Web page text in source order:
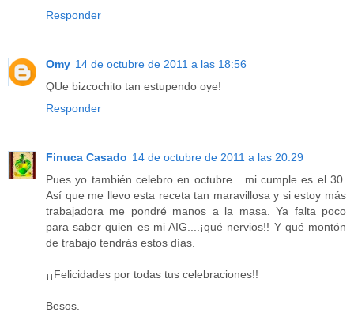
Responder
Omy 14 de octubre de 2011 a las 18:56
QUe bizcochito tan estupendo oye!
Responder
Finuca Casado 14 de octubre de 2011 a las 20:29
Pues yo también celebro en octubre....mi cumple es el 30.
Así que me llevo esta receta tan maravillosa y si estoy más
trabajadora me pondré manos a la masa. Ya falta poco
para saber quien es mi AIG....¡qué nervios!! Y qué montón
de trabajo tendrás estos días.
¡¡Felicidades por todas tus celebraciones!!
Besos.